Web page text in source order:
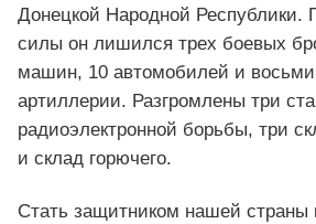
Донецкой Народной Республики.
силы он лишился трех боевых
машин, 10 автомобилей и
артиллерии. Разгромлены три
радиоэлектронной борьбы, три
и склад горючего.
Стать защитником нашей страны